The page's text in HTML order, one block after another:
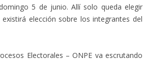
5 de junio. Allí solo queda elegir
elección sobre los integrantes del
Electorales – ONPE va escrutando